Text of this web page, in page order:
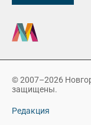
© 2007–2026
защищены.
Редакция